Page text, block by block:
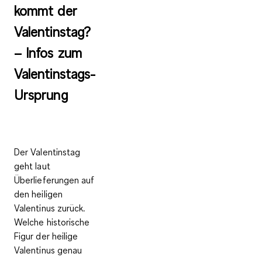
kommt der
Valentinstag?
– Infos zum
Valentinstags-
Ursprung
Der Valentinstag
geht laut
Überlieferungen auf
denheiligen
Valentinus zurück.
Welche historische
Figur der heilige
Valentinus genau